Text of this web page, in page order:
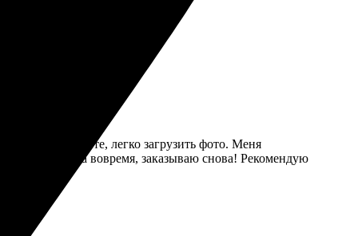
задержек!
на сайте, легко загрузить фото. Меня
пришла вовремя, заказываю снова! Рекомендую